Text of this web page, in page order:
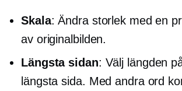
Skala: Ändra storlek med en
av originalbilden.
Längsta sidan: Välj längden
längsta sida. Med andra ord